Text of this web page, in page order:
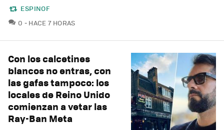
ESPINOF
0 COMENTARIOS
HACE 7 HORAS
Con los calcetines
blancos no entras, con
las gafas tampoco: los
locales de Reino Unido
comienzan a vetar las
Ray-Ban Meta